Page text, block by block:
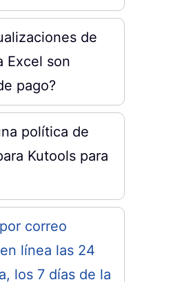
de
Excel son
pago?
política de
Kutools para
correo
línea las 24
los 7 días de la